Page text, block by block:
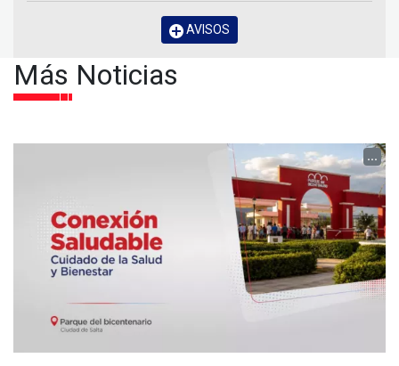
AVISOS
Más Noticias
...